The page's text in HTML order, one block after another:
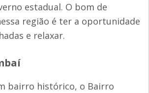
estadual. O bom de
região é ter a oportunidade
e relaxar.
bairro histórico, o Bairro